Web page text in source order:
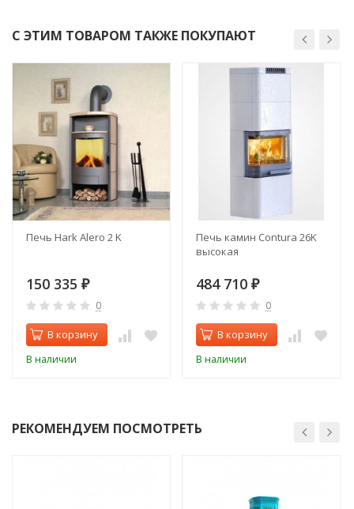
С ЭТИМ ТОВАРОМ ТАКЖЕ ПОКУПАЮТ
Печь Hark Alero 2 K
150 335 ₽
0
В корзину
В наличии
Печь камин Contura 26K
высокая
484 710 ₽
0
В корзину
В наличии
РЕКОМЕНДУЕМ ПОСМОТРЕТЬ